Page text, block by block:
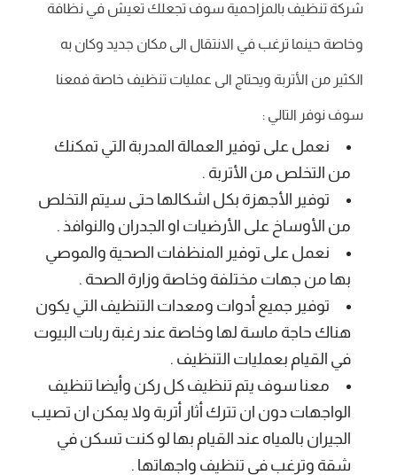
شركة تنظيف بالمزاحمية سوف تجعلك تعيش في نظافة
وخاصة حينما ترغب في الانتقال الى مكان جديد وكان به
الكثير من الأتربة ويحتاج الى عمليات تنظيف خاصة فمعنا
سوف نوفر التالي :
نعمل على توفير العمالة المدربة التي تمكنك
من التخلص من الأتربة .
توفير الأجهزة بكل اشكالها حتى سيتم التخلص
من الأوساخ على الأرضيات او الجدران والنوافذ .
نعمل على توفير المنظفات الصحية والموصي
بها من جهات مختلفة وخاصة وزارة الصحة .
توفير جميع أدوات ومعدات التنظيف التي يكون
هناك حاجة ماسة لها وخاصة عند رغبة ربات البيوت
في القيام بعمليات التنظيف .
معنا سوف يتم تنظيف كل ركن وأيضا تنظيف
الواجهات دون ان تترك أثار أتربة ولا يمكن ان تصيب
الجيران بالمياه عند القيام بها لو كنت تسكن في
شقة وترغب في تنظيف واجهاتها .